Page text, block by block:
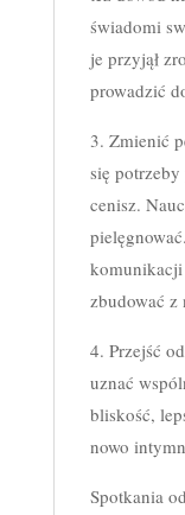
świadomi
je przyjął
prowadzić
3. Zmienić
się
cenisz.
komunikacji
zbudować z
4. Przejść
uznać
bliskość,
nowo
Spotkania